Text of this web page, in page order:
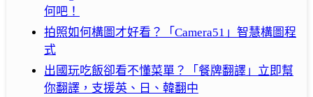
何吧！
拍照如何構圖才好看？「Camera51」智慧構圖程
式
出國玩吃飯卻看不懂菜單？「餐牌翻譯」立即幫
你翻譯，支援英、日、韓翻中